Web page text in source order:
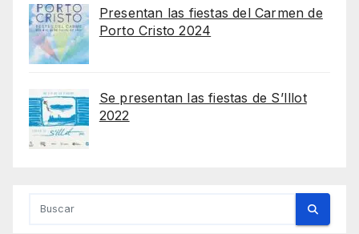
Presentan las fiestas del Carmen de
Porto Cristo 2024
Se presentan las fiestas de S’Illot
2022